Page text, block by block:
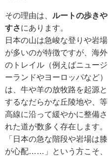
その理由は、 ルートの歩きや
すさにあります。
日本の山は急峻な登りや岩場
が多いのが特徴ですが、海外
のトレイル（例えばニュージ
ーランドやヨーロッパなど）
は、牛や羊の放牧路を起源と
するなだらかな丘陵地や、等
高線に沿って緩やかに整備さ
れた道が数多く存在します。
「日本の急な階段や岩場は膝
が心配……」という方こそ、